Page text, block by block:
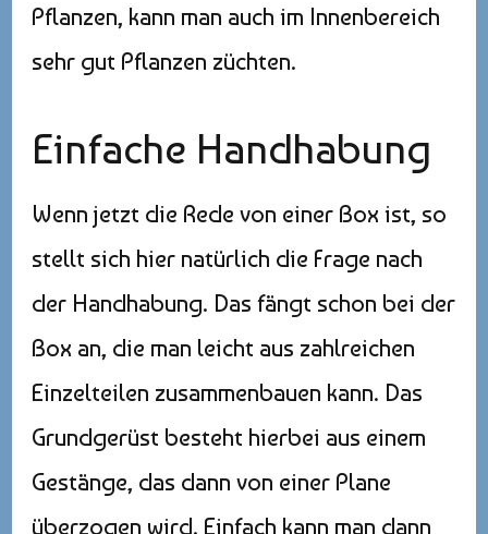
Pflanzen, kann man auch im Innenbereich
sehr gut Pflanzen züchten.
Einfache Handhabung
Wenn jetzt die Rede von einer Box ist, so
stellt sich hier natürlich die Frage nach
der Handhabung. Das fängt schon bei der
Box an, die man leicht aus zahlreichen
Einzelteilen zusammenbauen kann. Das
Grundgerüst besteht hierbei aus einem
Gestänge, das dann von einer Plane
überzogen wird. Einfach kann man dann